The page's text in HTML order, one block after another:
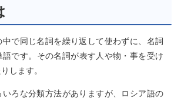
で同じ名詞を繰り返して使わずに、名詞
です。その名詞が表す人や物・事を受け
します。
ろな分類方法がありますが、ロシア語の